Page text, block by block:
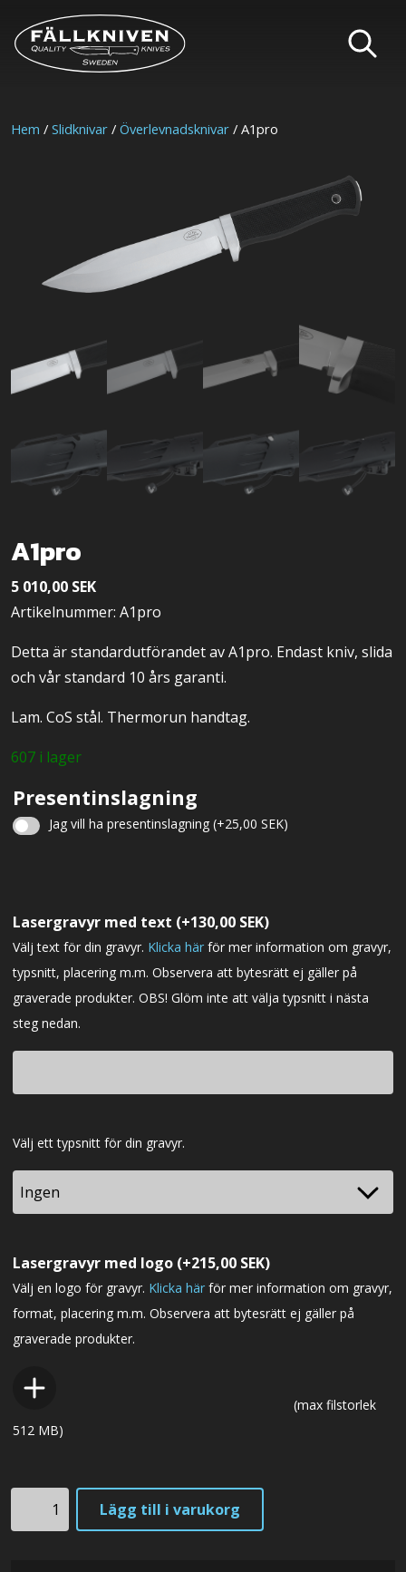
Hem / Slidknivar / Överlevnadsknivar / A1pro
A1pro
5 010,00 SEK
Artikelnummer: A1pro
Detta är standardutförandet av A1pro. Endast kniv, slida
och vår standard 10 års garanti.
Lam. CoS stål. Thermorun handtag.
607 i lager
Presentinslagning
Jag vill ha presentinslagning (+25,00 SEK)
Lasergravyr med text (+130,00 SEK)
Välj text för din gravyr. Klicka här för mer information om gravyr,
typsnitt, placering m.m. Observera att bytesrätt ej gäller på
graverade produkter. OBS! Glöm inte att välja typsnitt i nästa
steg nedan.
Typsnitt
Välj ett typsnitt för din gravyr.
Lasergravyr med logo (+215,00 SEK)
Välj en logo för gravyr. Klicka här för mer information om gravyr,
format, placering m.m. Observera att bytesrätt ej gäller på
graverade produkter.
(max filstorlek
512 MB)
mängd
Lägg till i varukorg